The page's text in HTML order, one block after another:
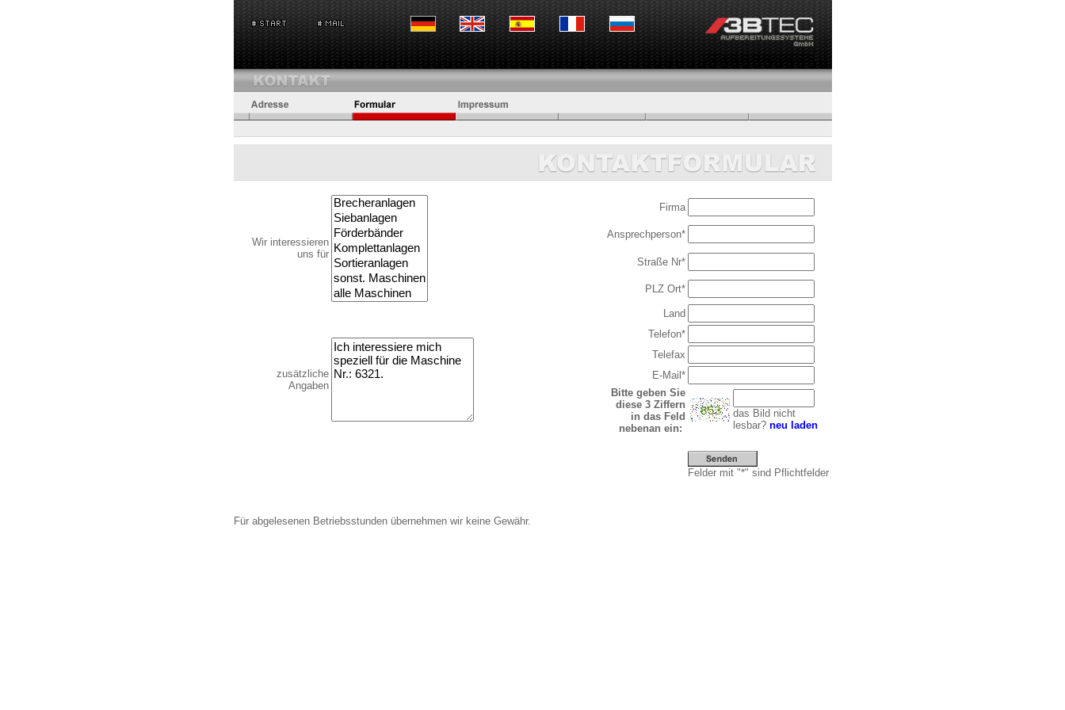
Wir interessieren
uns für
Firma
Ansprechperson*
Straße Nr*
PLZ Ort*
Land
zusätzliche
Angaben
Telefon*
Telefax
E-Mail*
Bitte geben Sie
diese 3 Ziffern
in das Feld
nebenan ein:
das Bild nicht
lesbar? neu laden
Felder mit "*" sind Pflichtfelder
Für abgelesenen Betriebsstunden übernehmen wir keine Gewähr.